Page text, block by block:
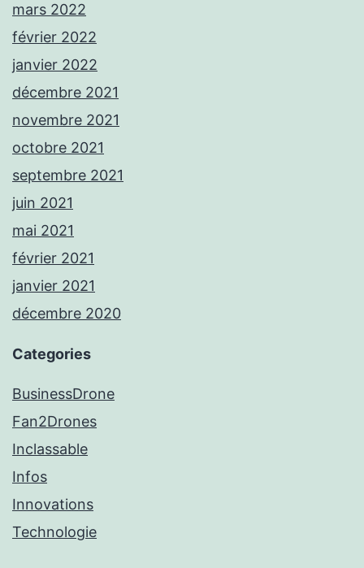
mars 2022
février 2022
janvier 2022
décembre 2021
novembre 2021
octobre 2021
septembre 2021
juin 2021
mai 2021
février 2021
janvier 2021
décembre 2020
Categories
BusinessDrone
Fan2Drones
Inclassable
Infos
Innovations
Technologie